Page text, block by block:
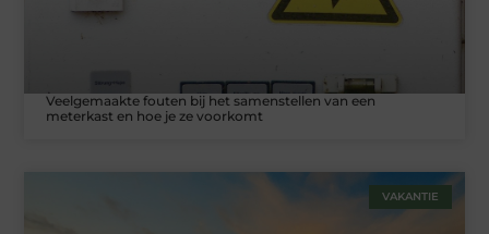
Veelgemaakte fouten bij het samenstellen van een
meterkast en hoe je ze voorkomt
VAKANTIE